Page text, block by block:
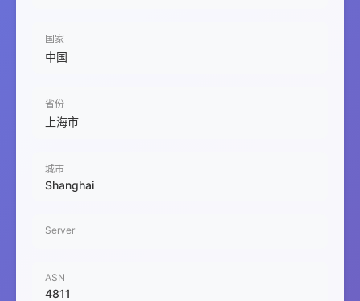
国家
中国
省份
上海市
城市
Shanghai
Server
ASN
4811